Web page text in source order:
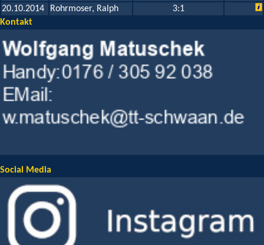
20.10.2014
Rohrmoser, Ralph
3:1
Kontakt
Social Media